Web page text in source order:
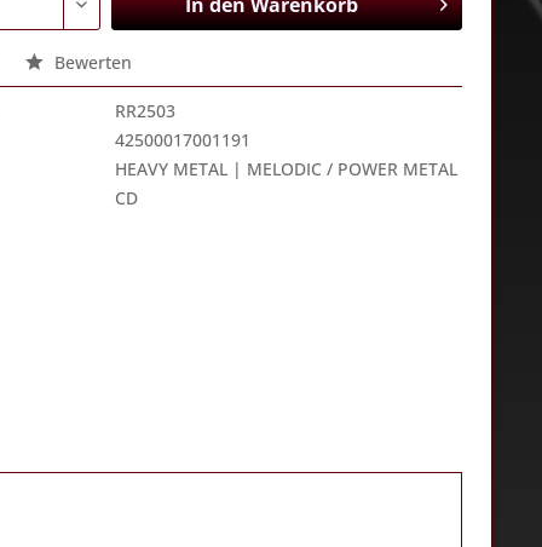
Bewerten
RR2503
42500017001191
HEAVY METAL | MELODIC / POWER METAL
CD